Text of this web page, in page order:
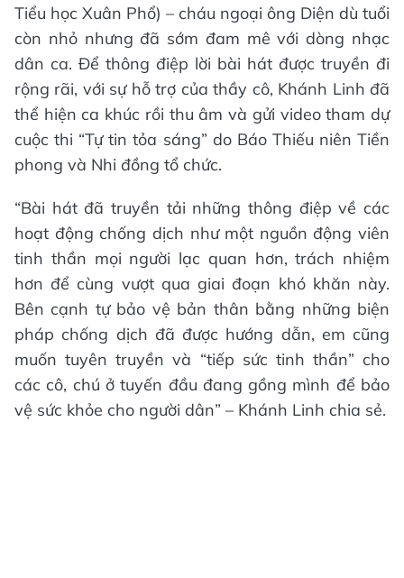
Tiểu học Xuân Phổ) – cháu ngoại ông Diện dù tuổi
còn nhỏ nhưng đã sớm đam mê với dòng nhạc
dân ca. Để thông điệp lời bài hát được truyền đi
rộng rãi, với sự hỗ trợ của thầy cô, Khánh Linh đã
thể hiện ca khúc rồi thu âm và gửi video tham dự
cuộc thi “Tự tin tỏa sáng” do Báo Thiếu niên Tiền
phong và Nhi đồng tổ chức.
“Bài hát đã truyền tải những thông điệp về các
hoạt động chống dịch như một nguồn động viên
tinh thần mọi người lạc quan hơn, trách nhiệm
hơn để cùng vượt qua giai đoạn khó khăn này.
Bên cạnh tự bảo vệ bản thân bằng những biện
pháp chống dịch đã được hướng dẫn, em cũng
muốn tuyên truyền và “tiếp sức tinh thần” cho
các cô, chú ở tuyến đầu đang gồng mình để bảo
vệ sức khỏe cho người dân” – Khánh Linh chia sẻ.